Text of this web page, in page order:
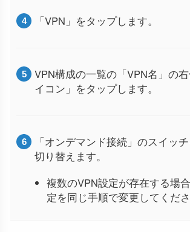
「VPN」をタップします。
VPN構成の一覧の「VPN名」の
イコン」をタップします。
「オンデマンド接続」のスイッ
切り替えます。
複数のVPN設定が存在する場
定を同じ手順で変更してくださ